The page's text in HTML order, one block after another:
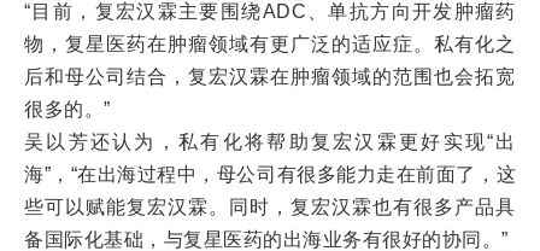
“目前，复宏汉霖主要围绕ADC、单抗方向开发肿瘤药
物，复星医药在肿瘤领域有更广泛的适应症。私有化之
后和母公司结合，复宏汉霖在肿瘤领域的范围也会拓宽
很多的。”
吴以芳还认为，私有化将帮助复宏汉霖更好实现“出
海”，“在出海过程中，母公司有很多能力走在前面了，这
些可以赋能复宏汉霖。同时，复宏汉霖也有很多产品具
备国际化基础，与复星医药的出海业务有很好的协同。”